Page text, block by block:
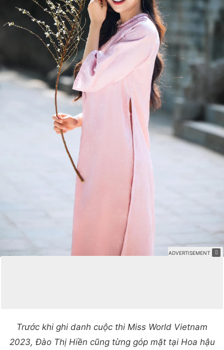
Trước khi ghi danh cuộc thi Miss World Vietnam
2023, Đào Thị Hiền cũng từng góp mặt tại Hoa hậu